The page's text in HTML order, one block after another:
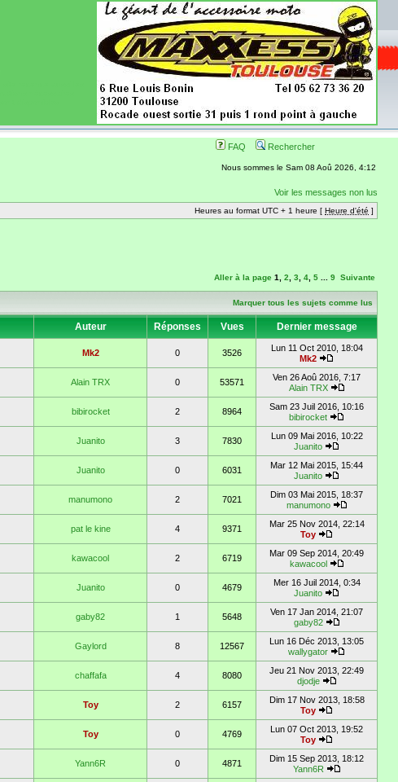
FAQ Rechercher
Nous sommes le Sam 08 Aoû 2026, 4:12
Voir les messages non lus
Heures au format UTC + 1 heure [ Heure d'été ]
Aller à la page 1 2 3 4 5 9 Suivante
Marquer tous les sujets comme lus
Auteur Réponses Vues Dernier message
Mk2 0 3526
Lun 11 Oct 2010, 18:04
Mk2
Alain TRX 0 53571
Ven 26 Aoû 2016, 7:17
Alain TRX
bibirocket 2 8964
Sam 23 Juil 2016, 10:16
bibirocket
Juanito 3 7830
Lun 09 Mai 2016, 10:22
Juanito
Juanito 0 6031
Mar 12 Mai 2015, 15:44
Juanito
manumono 2 7021
Dim 03 Mai 2015, 18:37
manumono
pat le kine 4 9371
Mar 25 Nov 2014, 22:14
Toy
kawacool 2 6719
Mar 09 Sep 2014, 20:49
kawacool
Juanito 0 4679
Mer 16 Juil 2014, 0:34
Juanito
gaby82 1 5648
Ven 17 Jan 2014, 21:07
gaby82
Gaylord 8 12567
Lun 16 Déc 2013, 13:05
wallygator
chaffafa 4 8080
Jeu 21 Nov 2013, 22:49
djodje
Toy 2 6157
Dim 17 Nov 2013, 18:58
Toy
Toy 0 4769
Lun 07 Oct 2013, 19:52
Toy
Yann6R 0 4871
Dim 15 Sep 2013, 18:12
Yann6R